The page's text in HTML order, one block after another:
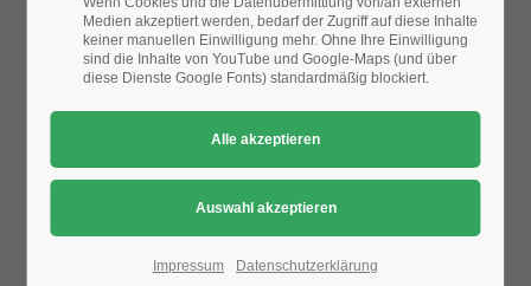
We offer support for our customers
Mon - Fri 8:00am - 5:00pm(GMT +1)
Get in touch
376-293 City Road, Suite 600
San Francisco, CA 94102
Bitte ändern Sie dieDatenschutz-Einstellungen, indem Sie
auch "externe Medien" zulassen.
Medien akzeptiert werden, bedarf der Zugriff auf diese Inhalte
keiner manuellen Einwilligung mehr. Ohne Ihre Einwilligung
sind die Inhalte von YouTube und Google-Maps (und über
diese Dienste Google Fonts) standardmäßig blockiert.
Impressum
Datenschutzerklärung